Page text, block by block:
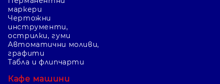
маркери
Чертожни
инструменти,
острилки, гуми
Автоматични моливи,
графити
Табла и флипчарти
Кафе машини